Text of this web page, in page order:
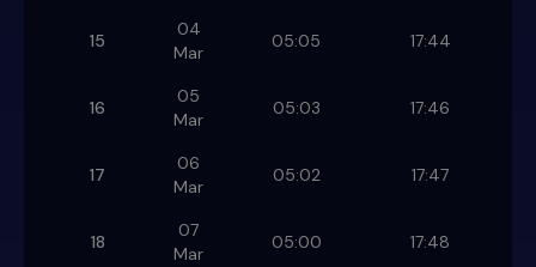
15
04
Mar
05:05 17:44
16
05
Mar
05:03 17:46
17
06
Mar
05:02 17:47
18
07
Mar
05:00 17:48